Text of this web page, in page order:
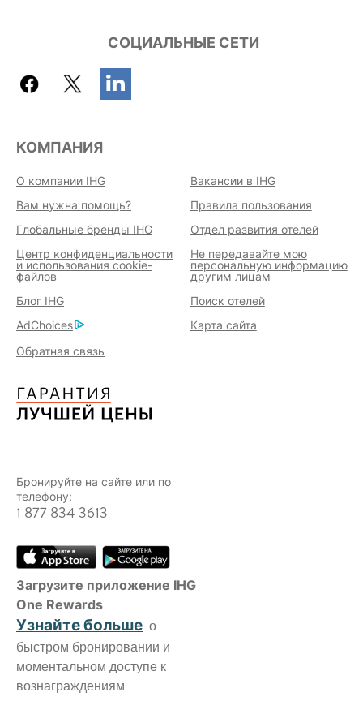
СОЦИАЛЬНЫЕ СЕТИ
КОМПАНИЯ
О компании IHG
Вакансии в IHG
Вам нужна помощь?
Правила пользования
Глобальные бренды IHG
Отдел развития отелей
Центр конфиденциальности
и использования cookie-
файлов
Не передавайте мою
персональную информацию
другим лицам
Блог IHG
Поиск отелей
AdChoices
Карта сайта
Обратная связь
Бронируйте на сайте или по
телефону:
1 877 834 3613
Загрузите приложение IHG
One Rewards
Узнайте больше о
быстром бронировании и
моментальном доступе к
вознаграждениям